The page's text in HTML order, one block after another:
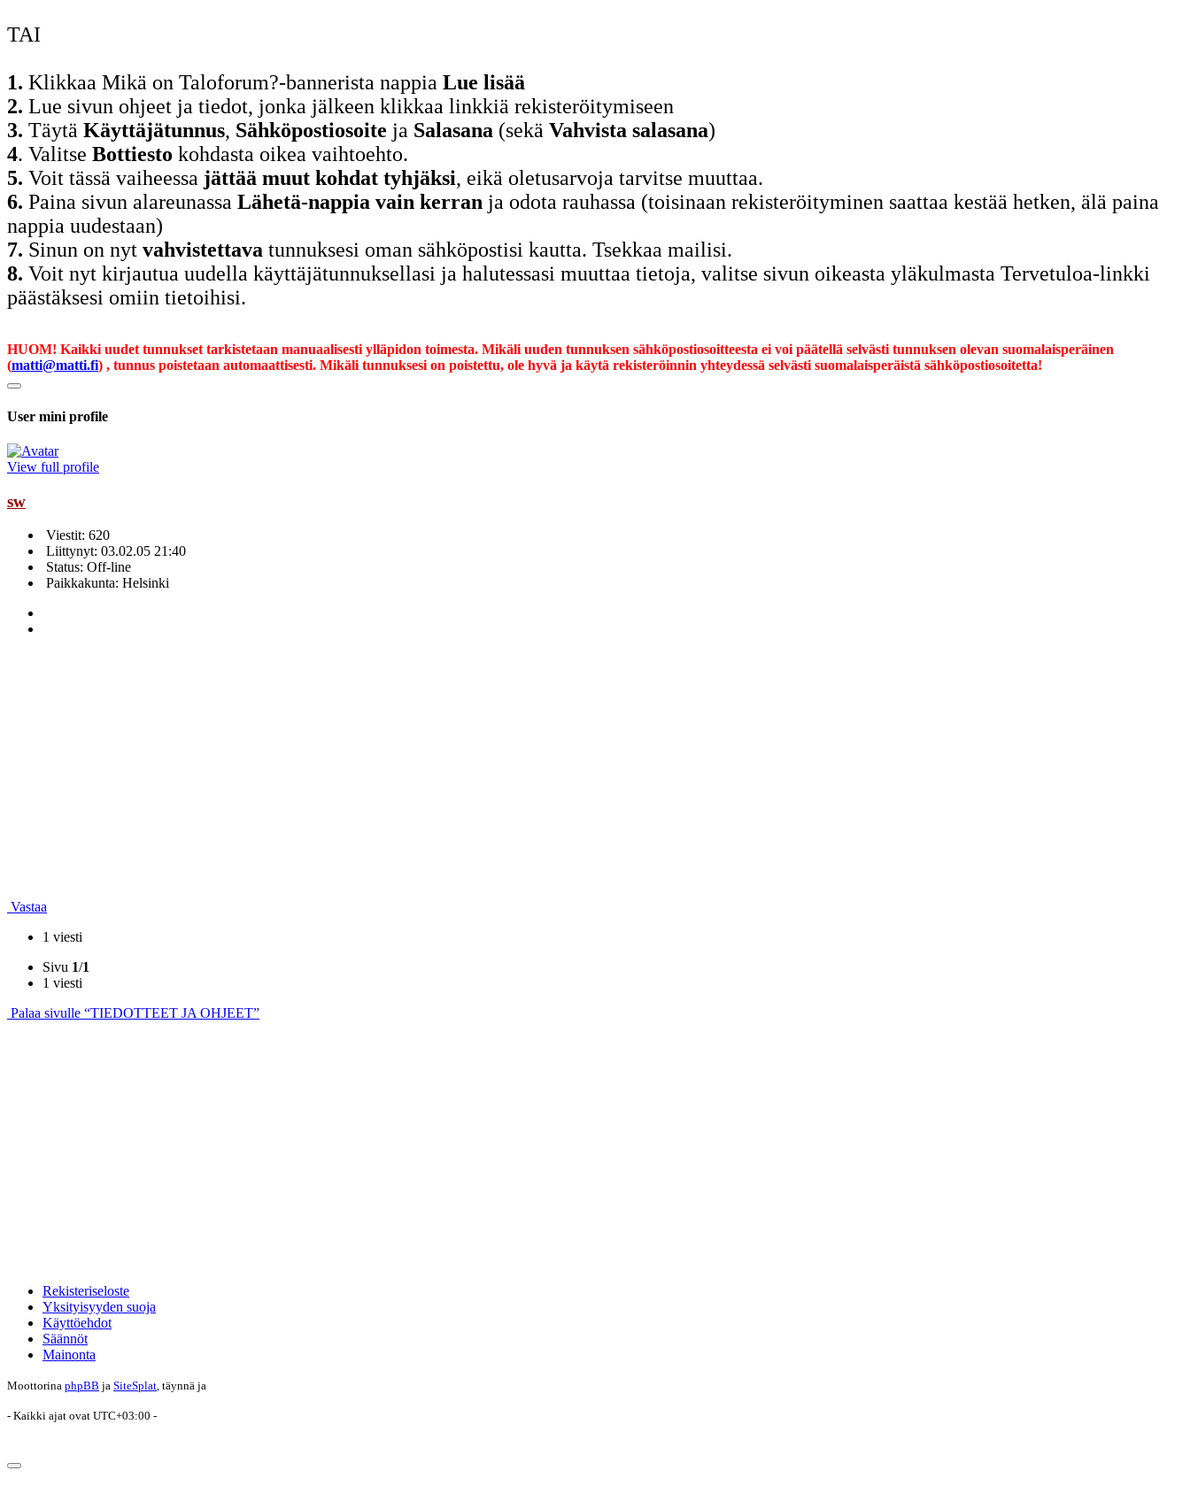
TAI
1. Klikkaa Mikä on Taloforum?-bannerista nappia Lue lisää
2. Lue sivun ohjeet ja tiedot, jonka jälkeen klikkaa linkkiä rekisteröitymiseen
3. Täytä Käyttäjätunnus, Sähköpostiosoite ja Salasana (sekä Vahvista salasana)
4. Valitse Bottiesto kohdasta oikea vaihtoehto.
5. Voit tässä vaiheessa jättää muut kohdat tyhjäksi, eikä oletusarvoja tarvitse muuttaa.
6. Paina sivun alareunassa Lähetä-nappia vain kerran ja odota rauhassa (toisinaan rekisteröityminen saattaa kestää hetken, älä paina
nappia uudestaan)
7. Sinun on nyt vahvistettava tunnuksesi oman sähköpostisi kautta. Tsekkaa mailisi.
8. Voit nyt kirjautua uudella käyttäjätunnuksellasi ja halutessasi muuttaa tietoja, valitse sivun oikeasta yläkulmasta Tervetuloa-linkki
päästäksesi omiin tietoihisi.
HUOM! Kaikki uudet tunnukset tarkistetaan manuaalisesti ylläpidon toimesta. Mikäli uuden tunnuksen sähköpostiosoitteesta ei voi päätellä selvästi tunnuksen olevan suomalaisperäinen
(matti@matti.fi) , tunnus poistetaan automaattisesti. Mikäli tunnuksesi on poistettu, ole hyvä ja käytä rekisteröinnin yhteydessä selvästi suomalaisperäistä sähköpostiosoitetta!
User mini profile
View full profile
sw
Viestit: 620
Liittynyt: 03.02.05 21:40
Status: Off-line
Paikkakunta: Helsinki
Vastaa
1 viesti
Sivu 1/1
1 viesti
Palaa sivulle “TIEDOTTEET JA OHJEET”
Rekisteriseloste
Yksityisyyden suoja
Käyttöehdot
Säännöt
Mainonta
Moottorina phpBB ja SiteSplat, täynnä ja
- Kaikki ajat ovat UTC+03:00 -